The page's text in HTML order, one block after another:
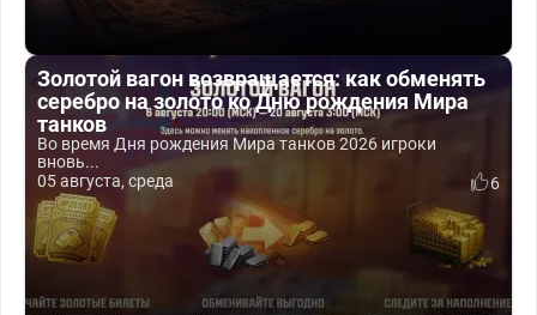
Золотой вагон возвращается: как обменять
серебро на золото ко Дню рождения Мира
танков
Во время Дня рождения Мира танков 2026 игроки
вновь...
05 августа, среда
6